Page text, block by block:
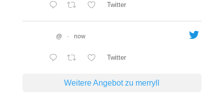
Twitter
@ · now
Twitter
Weitere Angebot zu merryll